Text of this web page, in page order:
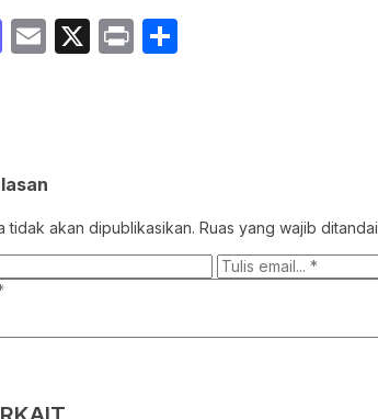
Mastodon
Email
X Print
tidak akan dipublikasikan. Ruas yang wajib ditandai